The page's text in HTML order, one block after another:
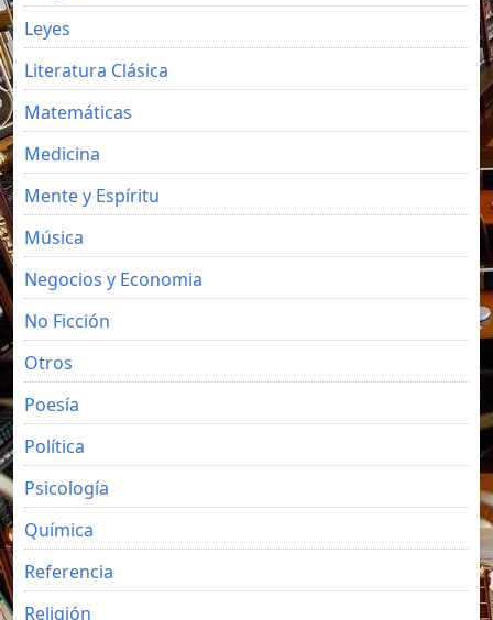
Leyes
Literatura Clásica
Matemáticas
Medicina
Mente y Espíritu
Música
Negocios y Economia
No Ficción
Otros
Poesía
Política
Psicología
Química
Referencia
Religión